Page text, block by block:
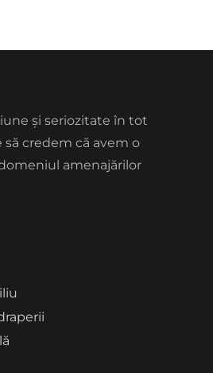
și seriozitate în tot
să credem că avem o
amenajărilor